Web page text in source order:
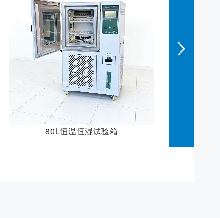
砂尘试验箱